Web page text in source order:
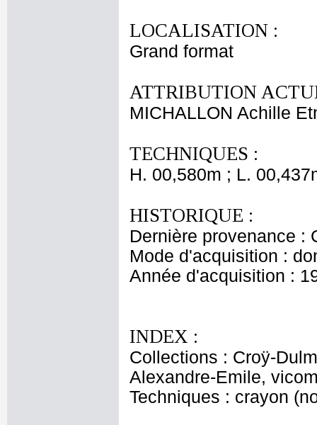
LOCALISATION :
Grand format
ATTRIBUTION
MICHALLON Achille
TECHNIQUES :
H. 00,580m ; L.
HISTORIQUE :
Dernière provenance :
Mode d'acquisition :
Année d'acquisition :
INDEX :
Collections : Croÿ-
Alexandre-Emile,
Techniques : crayon